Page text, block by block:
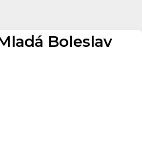
Boleslav